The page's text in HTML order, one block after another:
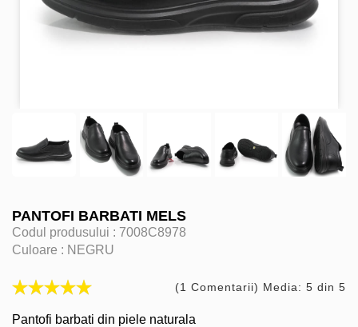
PANTOFI BARBATI MELS
Codul produsului : 7008C8978
Culoare : NEGRU
(1 Comentarii) Media: 5 din 5
Pantofi barbati din piele naturala